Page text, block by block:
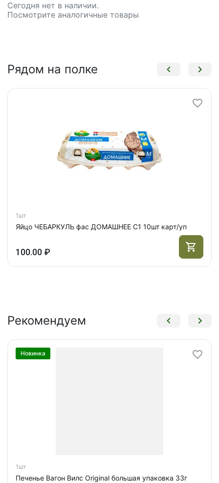
Сегодня нет в наличии.
Посмотрите аналогичные товары
Рядом на полке
1шт
Яйцо ЧЕБАРКУЛЬ фас ДОМАШНЕЕ С1 10шт карт/уп
100.00 ₽
Рекомендуем
Новинка
1шт
Печенье Вагон Вилс Original большая упаковка 33г